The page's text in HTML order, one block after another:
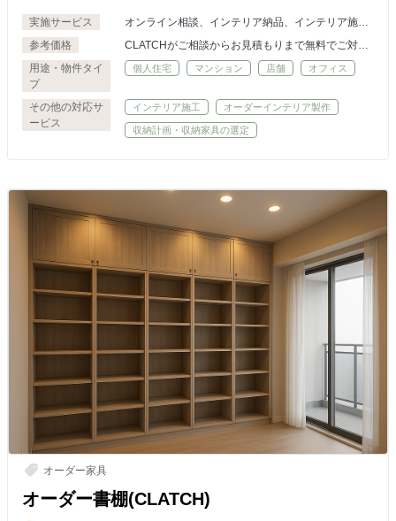
実施サービス
オンライン相談、インテリア納品、インテリア施
工・組立・設置、パース(3DCG）作成
参考価格
CLATCHがご相談からお見積もりまで無料でご対応
いたします。プロユーザー様には特別価格にてお見
積もり。必要に応じてご納品まで承ります。
用途・物件タイ
プ
個人住宅 マンション 店舗 オフィス
その他の対応サ
ービス
インテリア施工 オーダーインテリア製作
収納計画・収納家具の選定
オーダー家具
オーダー書棚(CLATCH)